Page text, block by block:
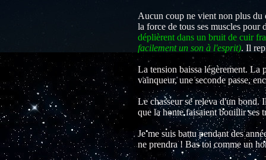
Aucun coup ne vient non plus du
la force de tous ses muscles
déplièrent dans un bruit de cuir
facilement un son à l'esprit). Il
La tension baissa légèrement. La
vainqueur, une seconde passe,
Le chasseur se releva d'un bond.
que la honte faisaient bouillir ses
Je me suis battu pendant des
ne prendra ! Bas toi comme un